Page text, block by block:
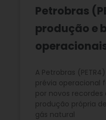
Petrobras
produção e
A Petrobras
prévia operacional
por novos recordes
produção própria
gás natural